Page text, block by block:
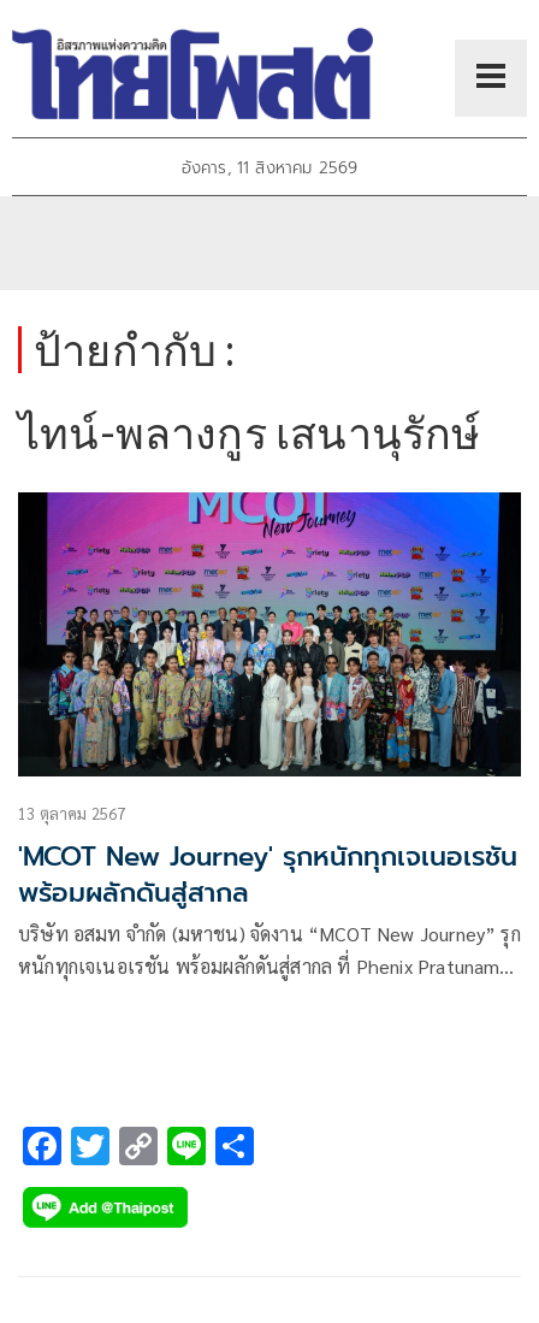
อังคาร, 11 สิงหาคม 2569
ป้ายกำกับ :
ไทน์-พลางกูร เสนานุรักษ์
13 ตุลาคม 2567
'MCOT New Journey' รุกหนักทุกเจเนอเรชัน
พร้อมผลักดันสู่สากล
บริษัท อสมท จำกัด (มหาชน) จัดงาน “MCOT New Journey” รุก
หนักทุกเจเนอเรชัน พร้อมผลักดันสู่สากล ที่ Phenix Pratunam
F
ac
e
T
wi
tt
C
o
p
Li